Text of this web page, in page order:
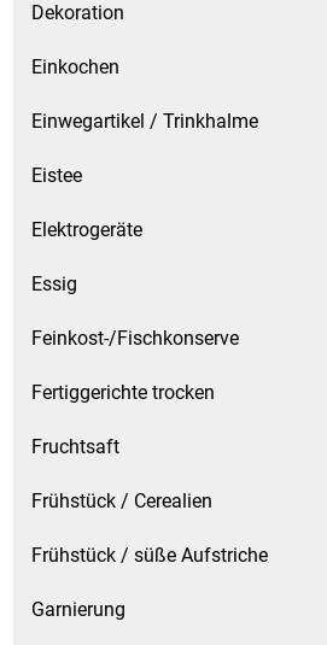
Dekoration
Einkochen
Einwegartikel / Trinkhalme
Eistee
Elektrogeräte
Essig
Feinkost-/Fischkonserve
Fertiggerichte trocken
Fruchtsaft
Frühstück / Cerealien
Frühstück / süße Aufstriche
Garnierung